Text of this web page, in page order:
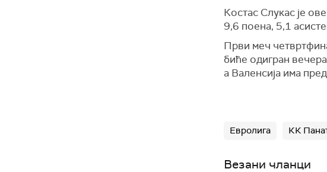
Костас Слукас је
9,6 поена, 5,1
Први меч
биће одигран
а Валенсија има
Евролига КК
Везани чланци